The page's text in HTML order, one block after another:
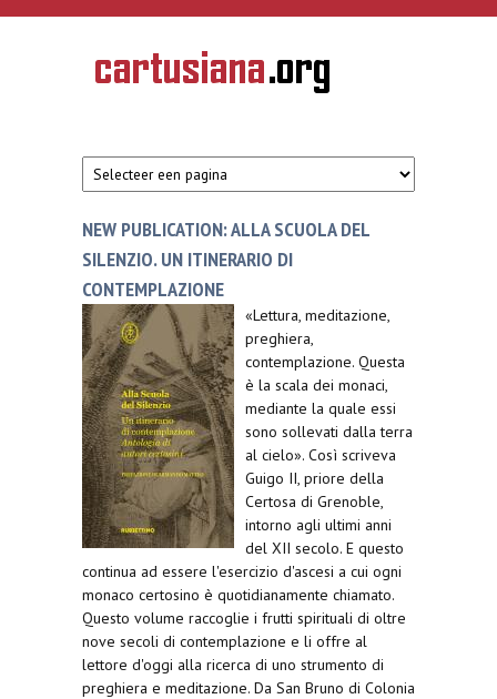
Overslaan en naar de inhoud gaan
CARTUSIANA
Geschiedenis
van de
NEW PUBLICATION: ALLA SCUOLA DEL
SILENZIO. UN ITINERARIO DI
CONTEMPLAZIONE
«Lettura, meditazione,
preghiera,
contemplazione. Questa
è la scala dei monaci,
mediante la quale essi
sono sollevati dalla terra
al cielo». Così scriveva
Guigo II, priore della
Certosa di Grenoble,
intorno agli ultimi anni
del XII secolo. E questo
continua ad essere l'esercizio d'ascesi a cui ogni
monaco certosino è quotidianamente chiamato.
Questo volume raccoglie i frutti spirituali di oltre
nove secoli di contemplazione e li offre al
lettore d'oggi alla ricerca di uno strumento di
preghiera e meditazione. Da San Bruno di Colonia